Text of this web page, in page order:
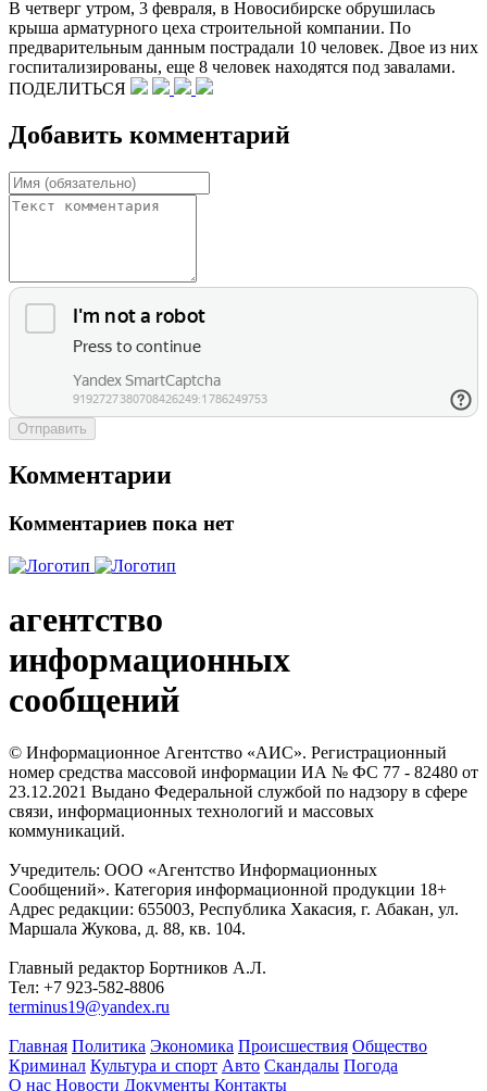
В четверг утром, 3 февраля, в Новосибирске обрушилась
крыша арматурного цеха строительной компании. По
предварительным данным пострадали 10 человек. Двое из них
госпитализированы, еще 8 человек находятся под завалами.
ПОДЕЛИТЬСЯ
Добавить комментарий
Отправить
Комментарии
Комментариев пока нет
агентство
информационных
сообщений
© Информационное Агентство «АИС». Регистрационный
номер средства массовой информации ИА № ФС 77 - 82480 от
23.12.2021 Выдано Федеральной службой по надзору в сфере
связи, информационных технологий и массовых
коммуникаций.
Учредитель: ООО «Агентство Информационных
Сообщений». Категория информационной продукции 18+
Адрес редакции: 655003, Республика Хакасия, г. Абакан, ул.
Маршала Жукова, д. 88, кв. 104.
Главный редактор Бортников А.Л.
Тел: +7 923-582-8806
terminus19@yandex.ru
Главная Политика Экономика Происшествия Общество
Криминал Культура и спорт Авто Скандалы Погода
О нас Новости Документы Контакты